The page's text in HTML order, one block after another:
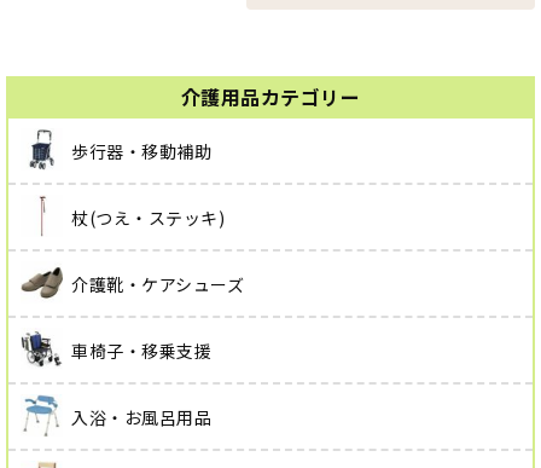
介護用品カテゴリー
歩行器・移動補助
杖(つえ・ステッキ)
介護靴・ケアシューズ
車椅子・移乗支援
入浴・お風呂用品